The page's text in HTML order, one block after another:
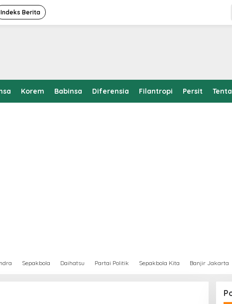
Indeks Berita
Korem Babinsa Diferensia Filantropi Persit
Sepakbola Daihatsu Partai Politik Sepakbola Kita Banjir Jakarta